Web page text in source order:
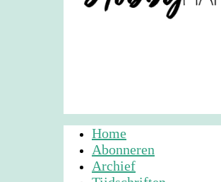
Home
Abonneren
Archief